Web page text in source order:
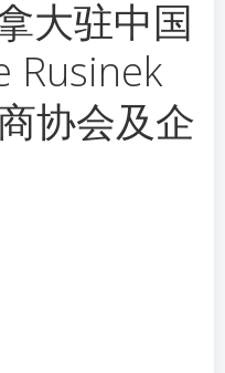
大驻中国
Rusinek
协会及企